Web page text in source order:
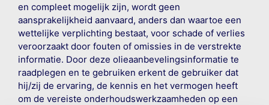
en compleet mogelijk zijn, wordt geen
aansprakelijkheid aanvaard, anders dan waartoe een
wettelijke verplichting bestaat, voor schade of verlies
veroorzaakt door fouten of omissies in de verstrekte
informatie. Door deze olieaanbevelingsinformatie te
raadplegen en te gebruiken erkent de gebruiker dat
hij/zij de ervaring, de kennis en het vermogen heeft
om de vereiste onderhoudswerkzaamheden op een